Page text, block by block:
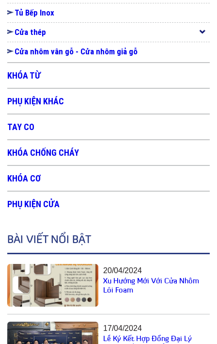
Tủ Bếp Inox
Cửa thép
Cửa nhôm vân gỗ - Cửa nhôm giả gỗ
KHÓA TỪ
PHỤ KIỆN KHÁC
TAY CO
KHÓA CHỐNG CHÁY
KHÓA CƠ
PHỤ KIỆN CỬA
BÀI VIẾT NỔI BẬT
20/04/2024
Xu Hướng Mới Với Cửa Nhôm
Lõi Foam
17/04/2024
Lễ Ký Kết Hợp Đồng Đại Lý